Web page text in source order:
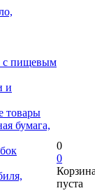
с пищевым
и
товары
бумага,
0
0
пуста